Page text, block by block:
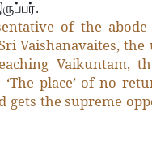
of the
Vaishanavaites,
Vaikuntam,
place’ of no
gets the supreme